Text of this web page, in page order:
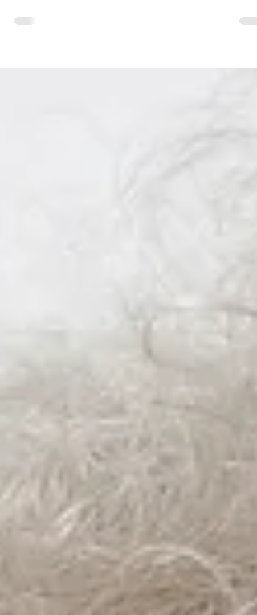
Feelgood Challenge
Wist je dat het eten van een
je immuniteit kan verhogen?